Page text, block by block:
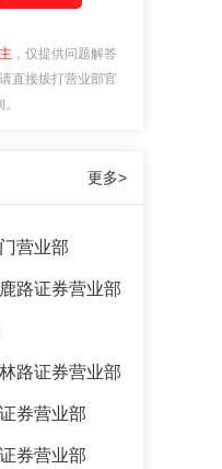
，仅提供问题解答
直接拔打营业部官
更多>
营业部
路证券营业部
路证券营业部
券营业部
券营业部